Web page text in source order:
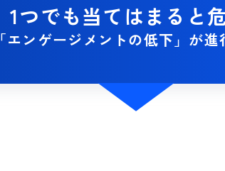
1つでも当てはまると
「エンゲージメントの低下」が進